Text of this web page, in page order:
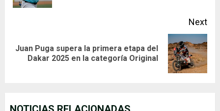
Next
Next
post:
Juan Puga supera la primera etapa del
Dakar 2025 en la categoría Original